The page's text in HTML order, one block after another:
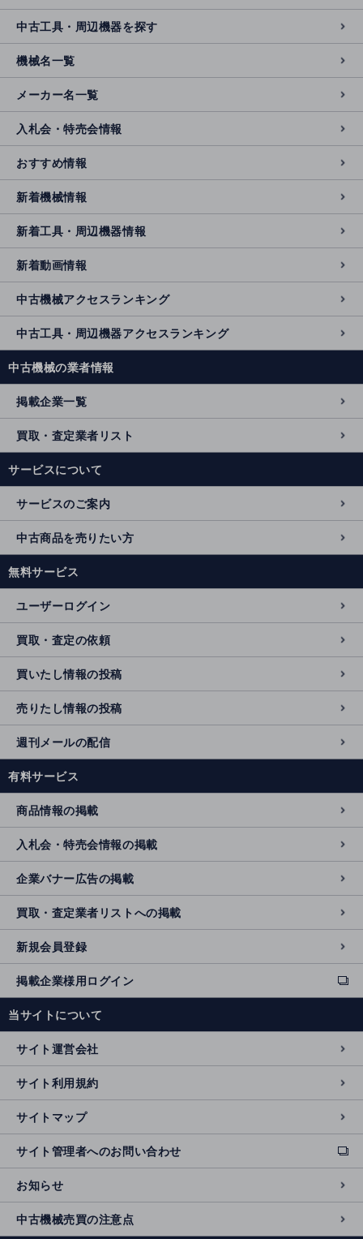
中古工具・周辺機器を探す
機械名一覧
メーカー名一覧
入札会・特売会情報
おすすめ情報
新着機械情報
新着工具・周辺機器情報
新着動画情報
中古機械アクセスランキング
中古工具・周辺機器アクセスランキング
中古機械の業者情報
掲載企業一覧
買取・査定業者リスト
サービスについて
サービスのご案内
中古商品を売りたい方
無料サービス
ユーザーログイン
買取・査定の依頼
買いたし情報の投稿
売りたし情報の投稿
週刊メールの配信
有料サービス
商品情報の掲載
入札会・特売会情報の掲載
企業バナー広告の掲載
買取・査定業者リストへの掲載
新規会員登録
掲載企業様用ログイン
ext
e
n
al
si
t
e
当サイトについて
サイト運営会社
サイト利用規約
サイトマップ
サイト管理者へのお問い合わせ
ext
e
r
n
al
お知らせ
中古機械売買の注意点